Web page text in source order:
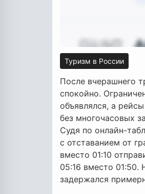
Туризм в России
После вчерашнего
спокойно.
объявлялся, а
без многочасовых
Судя по онлайн-
с отставанием от
вместо 01:10
05:16 вместо 01:50.
задержался